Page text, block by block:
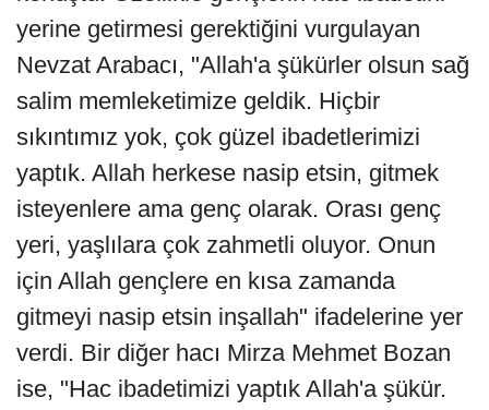
yerine getirmesi gerektiğini vurgulayan
Nevzat Arabacı, "Allah'a şükürler olsun sağ
salim memleketimize geldik. Hiçbir
sıkıntımız yok, çok güzel ibadetlerimizi
yaptık. Allah herkese nasip etsin, gitmek
isteyenlere ama genç olarak. Orası genç
yeri, yaşlılara çok zahmetli oluyor. Onun
için Allah gençlere en kısa zamanda
gitmeyi nasip etsin inşallah" ifadelerine yer
verdi. Bir diğer hacı Mirza Mehmet Bozan
ise, "Hac ibadetimizi yaptık Allah'a şükür.